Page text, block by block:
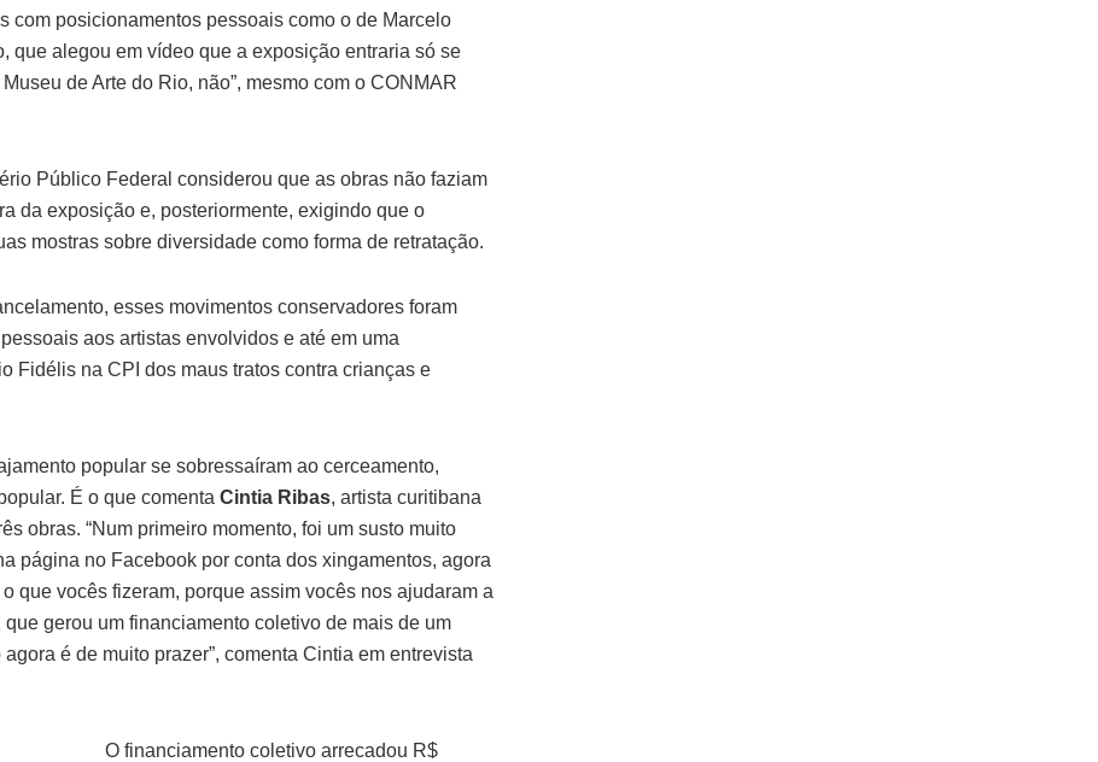
com posicionamentos pessoais como o de Marcelo
que alegou em vídeo que a exposição entraria só se
de Arte do Rio, não”, mesmo com o CONMAR
Público Federal considerou que as obras não faziam
da exposição e, posteriormente, exigindo que o
mostras sobre diversidade como forma de retratação.
esses movimentos conservadores foram
aos artistas envolvidos e até em uma
Fidélis na CPI dos maus tratos contra crianças e
popular se sobressaíram ao cerceamento,
É o que comenta Cintia Ribas, artista curitibana
obras. “Num primeiro momento, foi um susto muito
página no Facebook por conta dos xingamentos, agora
o que vocês fizeram, porque assim vocês nos ajudaram a
gerou um financiamento coletivo de mais de um
é de muito prazer”, comenta Cintia em entrevista
O financiamento coletivo arrecadou R$